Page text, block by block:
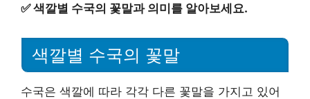
✅색깔별 수국의 꽃말과 의미를 알아보세요.
색깔별 수국의 꽃말
수국은 색깔에 따라 각각 다른 꽃말을 가지고 있어